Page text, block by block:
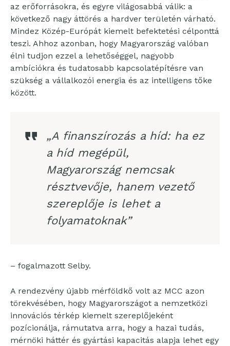
az erőforrásokra, és egyre világosabbá válik: a
következő nagy áttörés a hardver területén várható.
Mindez Közép-Európát kiemelt befektetési célponttá
teszi. Ahhoz azonban, hogy Magyarország valóban
élni tudjon ezzel a lehetőséggel, nagyobb
ambíciókra és tudatosabb kapcsolatépítésre van
szükség a vállalkozói energia és az intelligens tőke
között.
„A finanszírozás a híd: ha ez
a híd megépül,
Magyarország nemcsak
résztvevője, hanem vezető
szereplője is lehet a
folyamatoknak”
– fogalmazott Selby.
A rendezvény újabb mérföldkő volt az MCC azon
törekvésében, hogy Magyarországot a nemzetközi
innovációs térkép kiemelt szereplőjeként
pozícionálja, rámutatva arra, hogy a hazai tudás,
mérnöki háttér és gyártási kapacitás alapja lehet egy